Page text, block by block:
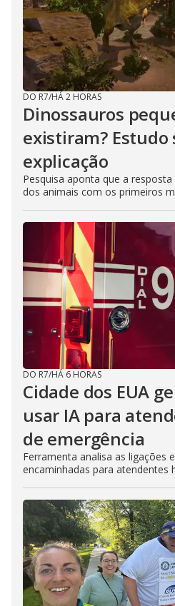
DO R7/HÁ 2 HORAS
Dinossauros
existiram? Estudo
explicação
Pesquisa aponta que a
dos animais com os primeiros
DO R7/HÁ 6 HORAS
Cidade dos EUA
usar IA para
de emergência
Ferramenta analisa as ligações
encaminhadas para atendentes